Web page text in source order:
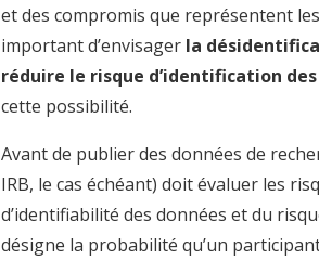
et des compromis que représentent
important d’envisager la
réduire le risque d’identification
cette possibilité.
Avant de publier des données de
IRB, le cas échéant) doit évaluer les
d’identifiabilité des données et du
désigne la probabilité qu’un